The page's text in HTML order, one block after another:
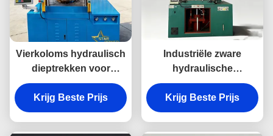
Vierkoloms hydraulisch
dieptrekken voor
roestvrijstalen spoelbak
Krijg Beste Prijs
Industriële zware
hydraulische
persmachine met PLC-
systeem, multi-pomp en
robuust stalen frame
Krijg Beste Prijs